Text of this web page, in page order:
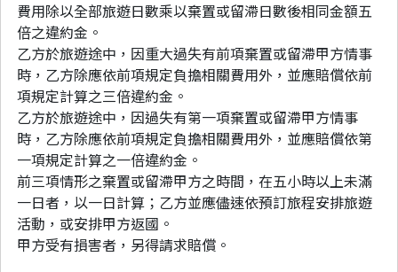
費用除以全部旅遊日數乘以棄置或留滯日數後相同金額五
倍之違約金。
乙方於旅遊途中，因重大過失有前項棄置或留滯甲方情事
時，乙方除應依前項規定負擔相關費用外，並應賠償依前
項規定計算之三倍違約金。
乙方於旅遊途中，因過失有第一項棄置或留滯甲方情事
時，乙方除應依前項規定負擔相關費用外，並應賠償依第
一項規定計算之一倍違約金。
前三項情形之棄置或留滯甲方之時間，在五小時以上未滿
一日者，以一日計算；乙方並應儘速依預訂旅程安排旅遊
活動，或安排甲方返國。
甲方受有損害者，另得請求賠償。